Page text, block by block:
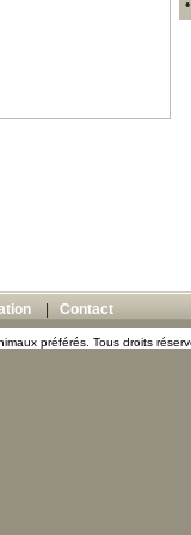
Contact
préférés. Tous droits